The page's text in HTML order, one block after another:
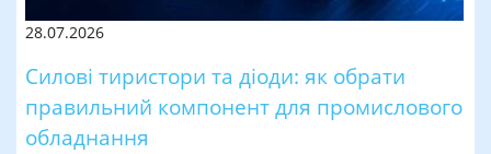
28.07.2026
Силові тиристори та діоди: як обрати
правильний компонент для промислового
обладнання